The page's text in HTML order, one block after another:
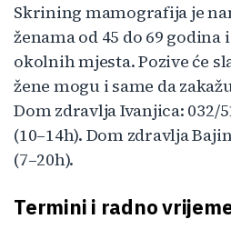
Skrining mamografija je
ženama od 45 do 69
okolnih mjesta. Pozive će
žene mogu i same da
Dom zdravlja Ivanjica: 032/
(10–14h). Dom zdravlja
(7–20h).
Termini i radno